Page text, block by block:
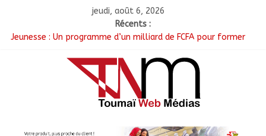
jeudi, août 6, 2026
Récents :
Jeunesse : Un programme d’un milliard de FCFA pour former
Tchad : L’AMET réagit à la suspension des demandes de
création de journaux en ligne
Tchad : Le CESCE ouvre sa deuxième session ordinaire
consacrée à la transition numérique
N’Djamena : Le maire du 1er arrondissement évalue l’état des